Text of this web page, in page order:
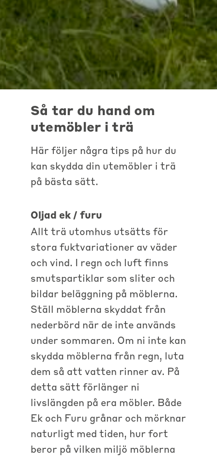
Så tar du hand om
utemöbler i trä
Här följer några tips på hur du
kan skydda din utemöbler i trä
på bästa sätt.
Oljad ek / furu
Allt trä utomhus utsätts för
stora fuktvariationer av väder
och vind. I regn och luft finns
smutspartiklar som sliter och
bildar beläggning på möblerna.
Ställ möblerna skyddat från
nederbörd när de inte används
under sommaren. Om ni inte kan
skydda möblerna från regn, luta
dem så att vatten rinner av. På
detta sätt förlänger ni
livslängden på era möbler. Både
Ek och Furu grånar och mörknar
naturligt med tiden, hur fort
beror på vilken miljö möblerna